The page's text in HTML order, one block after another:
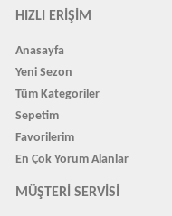
HIZLI ERIŞIM
Anasayfa
Yeni Sezon
Tüm Kategoriler
Sepetim
Favorilerim
En Çok Yorum Alanlar
MÜŞTERI SERVISI